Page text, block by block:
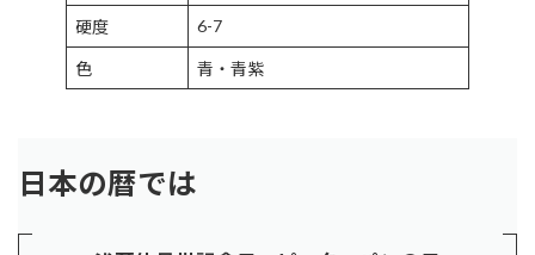
硬度 6-7
色 青・青紫
日本の暦では